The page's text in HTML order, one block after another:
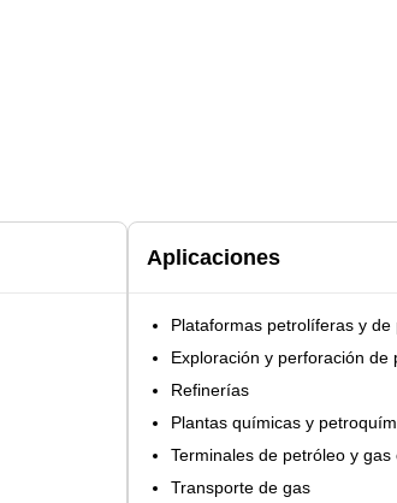
Aplicaciones
Plataformas petrolíferas y de
Exploración y perforación de
Refinerías
Plantas químicas y
Terminales de petróleo y gas
Transporte de gas